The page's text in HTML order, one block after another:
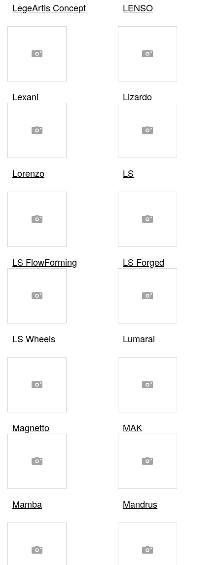
LegeArtis Concept LENSO
Lexani Lizardo
Lorenzo LS
LS FlowForming LS Forged
LS Wheels Lumarai
Magnetto MAK
Mamba Mandrus